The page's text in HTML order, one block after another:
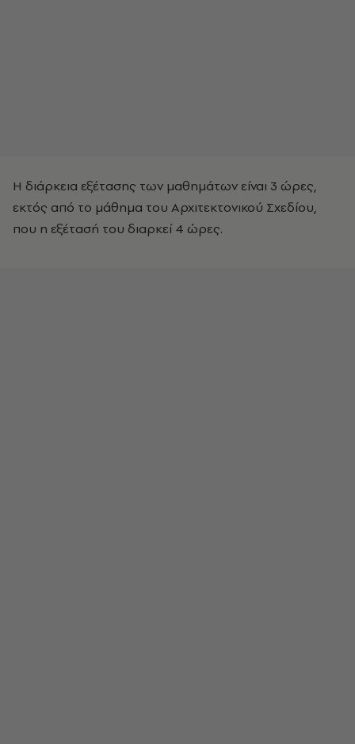
Η διάρκεια εξέτασης των μαθημάτων είναι 3 ώρες,
εκτός από το μάθημα του Αρχιτεκτονικού Σχεδίου,
που η εξέτασή του διαρκεί 4 ώρες.